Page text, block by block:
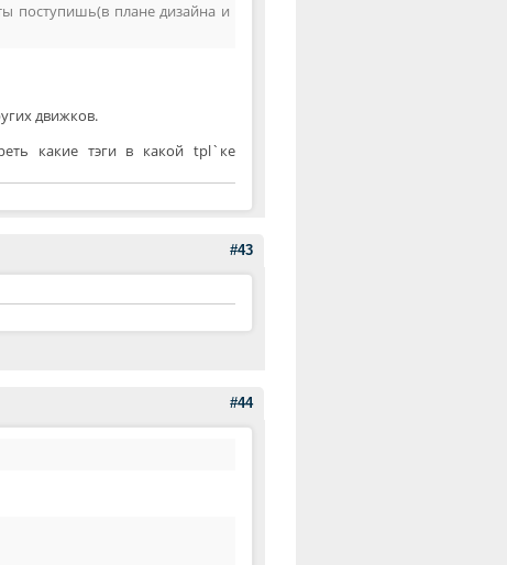
поступишь(в плане дизайна и
движков.
какие тэги в какой tpl`ке
#43
#44